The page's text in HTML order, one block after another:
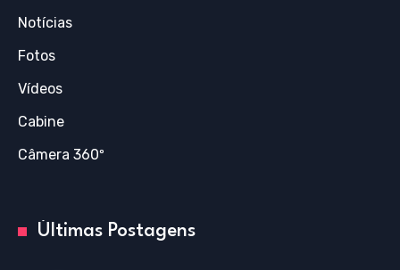
Notícias
Fotos
Vídeos
Cabine
Câmera 360º
Últimas Postagens